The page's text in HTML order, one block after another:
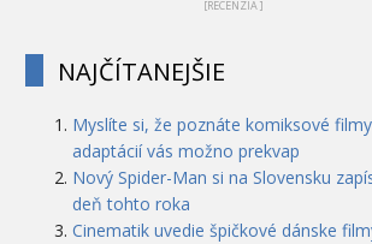
[RECENZIA ]
NAJČÍTANEJŠIE
Myslíte si, že poznáte komiksové
adaptácií vás možno prekvap
Nový Spider-Man si na Slovensku
deň tohto roka
Cinematik uvedie špičkové dánske